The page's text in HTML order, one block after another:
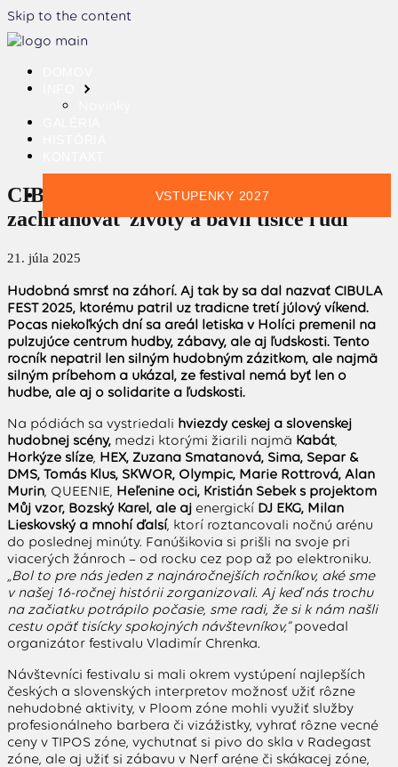
Skip to the content
VSTUPENKY 2027
CIBULA FEST 2025 plnil sny, pomáhal
zachraňovať životy a bavil tisíce ľudí
21. júla 2025
Hudobná smršť na záhorí. Aj tak by sa dal nazvať CIBULA
FEST 2025, ktorému patril už tradične tretí júlový víkend.
Počas niekoľkých dní sa areál letiska v Holíči premenil na
pulzujúce centrum hudby, zábavy, ale aj ľudskosti. Tento
ročník nepatril len silným hudobným zážitkom, ale najmä
silným príbehom a ukázal, že festival nemá byť len o
hudbe, ale aj o solidarite a ľudskosti.
Na pódiách sa vystriedali hviezdy českej a slovenskej
hudobnej scény, medzi ktorými žiarili najmä Kabát,
Horkýže slíže, HEX, Zuzana Smatanová, Sima, Separ &
DMS, Tomáš Klus, ŠKWOR, Olympic, Marie Rottrová, Alan
Murin, QUEENIE, Heľenine oči, Kristián Šebek s projektom
Můj vzor, Božský Karel, ale aj energickí DJ EKG, Milan
Lieskovský a mnohí ďalší, ktorí roztancovali nočnú arénu
do poslednej minúty. Fanúšikovia si prišli na svoje pri
viacerých žánroch – od rocku cez pop až po elektroniku.
„Bol to pre nás jeden z najnáročnejších ročníkov, aké sme
v našej 16-ročnej histórii zorganizovali. Aj keď nás trochu
na začiatku potrápilo počasie, sme radi, že si k nám našli
cestu opäť tisícky spokojných návštevníkov,“povedal
organizátor festivalu Vladimír Chrenka.
Návštevníci festivalu si mali okrem vystúpení najlepších
českých a slovenských interpretov možnosť užiť rôzne
nehudobné aktivity, v Ploom zóne mohli využiť služby
profesionálneho barbera či vizážistky, vyhrať rôzne vecné
ceny v TIPOS zóne, vychutnať si pivo do skla v Radegast
zóne, ale aj užiť si zábavu v Nerf aréne či skákacej zóne,